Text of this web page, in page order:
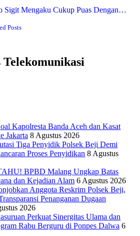
Sigit Mengaku Cukup Puas Dengan…
Posts
Kapolresta Banda Aceh dan Kasat
Jakarta 8 Agustus 2026
Tiga Penyidik Polsek Beji Demi
Proses Penyidikan 8 Agustus
BPBD Malang Ungkap Batas
dan Kejadian Alam 6 Agustus 2026
Anggota Reskrim Polsek Beji,
Penanganan Dugaan
2026
Perkuat Sinergitas Ulama dan
Rabu Berguru di Ponpes Dalwa 6